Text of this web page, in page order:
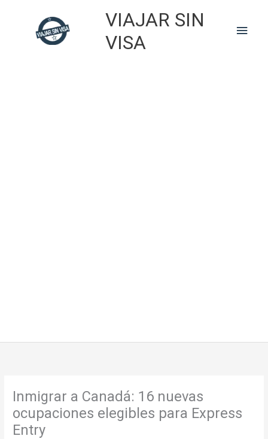
VIAJAR SIN
VISA
Main
Inmigrar a Canadá: 16 nuevas
ocupaciones elegibles para Express
Entry